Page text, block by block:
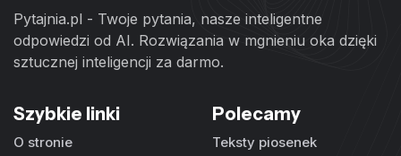
Pytajnia.pl - Twoje pytania, nasze inteligentne
odpowiedzi od AI. Rozwiązania w mgnieniu oka dzięki
sztucznej inteligencji za darmo.
Szybkie linki
O stronie
Polecamy
Teksty piosenek